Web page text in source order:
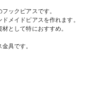
ックピアスです。
メイドピアスを作れます。
として特におすすめ。
具です。